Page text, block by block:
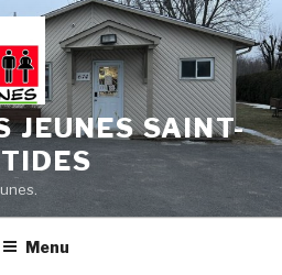
JEUNES SAINT-
Menu